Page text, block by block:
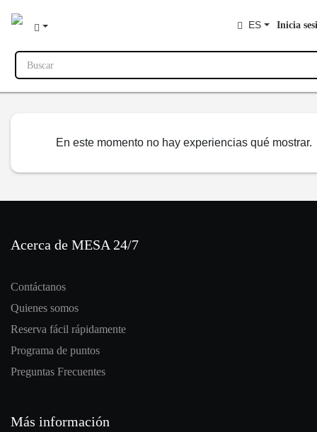
ES Inicia
Buscar
En este momento no hay experiencias qué mostrar.
Acerca de MESA 24/7
Contáctanos
Quienes somos
Reserva fácil rápidamente
Programa de puntos
Preguntas Frecuentes
Más información